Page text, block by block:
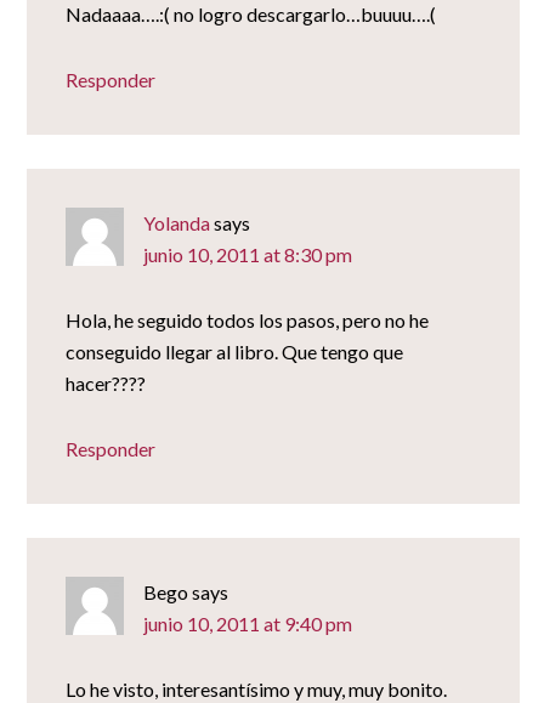
Nadaaaa….:( no logro descargarlo…buuuu….(
Responder
Yolandasays
junio 10, 2011 at 8:30 pm
Hola, he seguido todos los pasos, pero no he
conseguido llegar al libro. Que tengo que
hacer????
Responder
Begosays
junio 10, 2011 at 9:40 pm
Lo he visto, interesantísimo y muy, muy bonito.